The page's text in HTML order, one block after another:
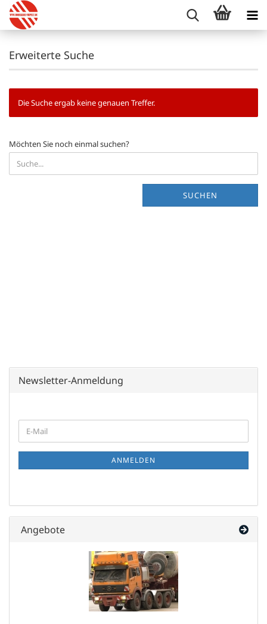
Erweiterte Suche
Die Suche ergab keine genauen Treffer.
MÖCHTEN
SIE
NOCH
EINMAL
Möchten Sie noch einmal suchen?
SUCHEN
Newsletter-Anmeldung
ZUR
NEWSLETTER-
E-
Mail
ANMELDEN
Angebote